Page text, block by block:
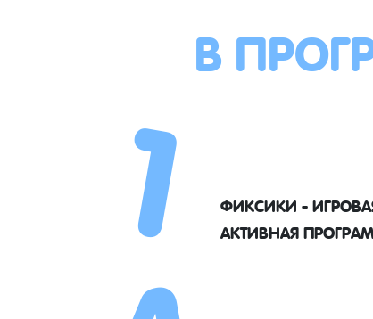
В
1ФИКСИКИ -
АКТИВНАЯ